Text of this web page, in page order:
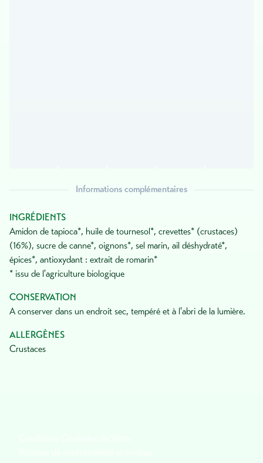
Informations complémentaires
INGRÉDIENTS
amidon de tapioca*, huile de tournesol*, crevettes* (crustaces)
(16%), sucre de canne*, oignons*, sel marin, ail déshydraté*,
épices*, antioxydant : extrait de romarin*
* issu de l'agriculture biologique
CONSERVATION
a conserver dans un endroit sec, tempéré et à l'abri de la lumière.
ALLERGÈNES
crustaces